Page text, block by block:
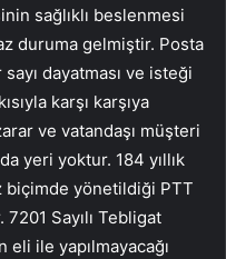
sağlıklı beslenmesi
duruma gelmiştir. Posta
dayatması ve isteği
karşı karşıya
ve vatandaşı müşteri
yeri yoktur. 184 yıllık
biçimde yönetildiği PTT
Sayılı Tebligat
ile yapılmayacağı